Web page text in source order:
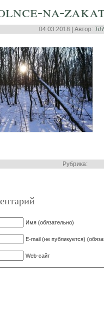
na-
04.03.2018 | Автор:
Рубрика:
Имя (обязательно)
E-mail (не публикуется)
Web-сайт